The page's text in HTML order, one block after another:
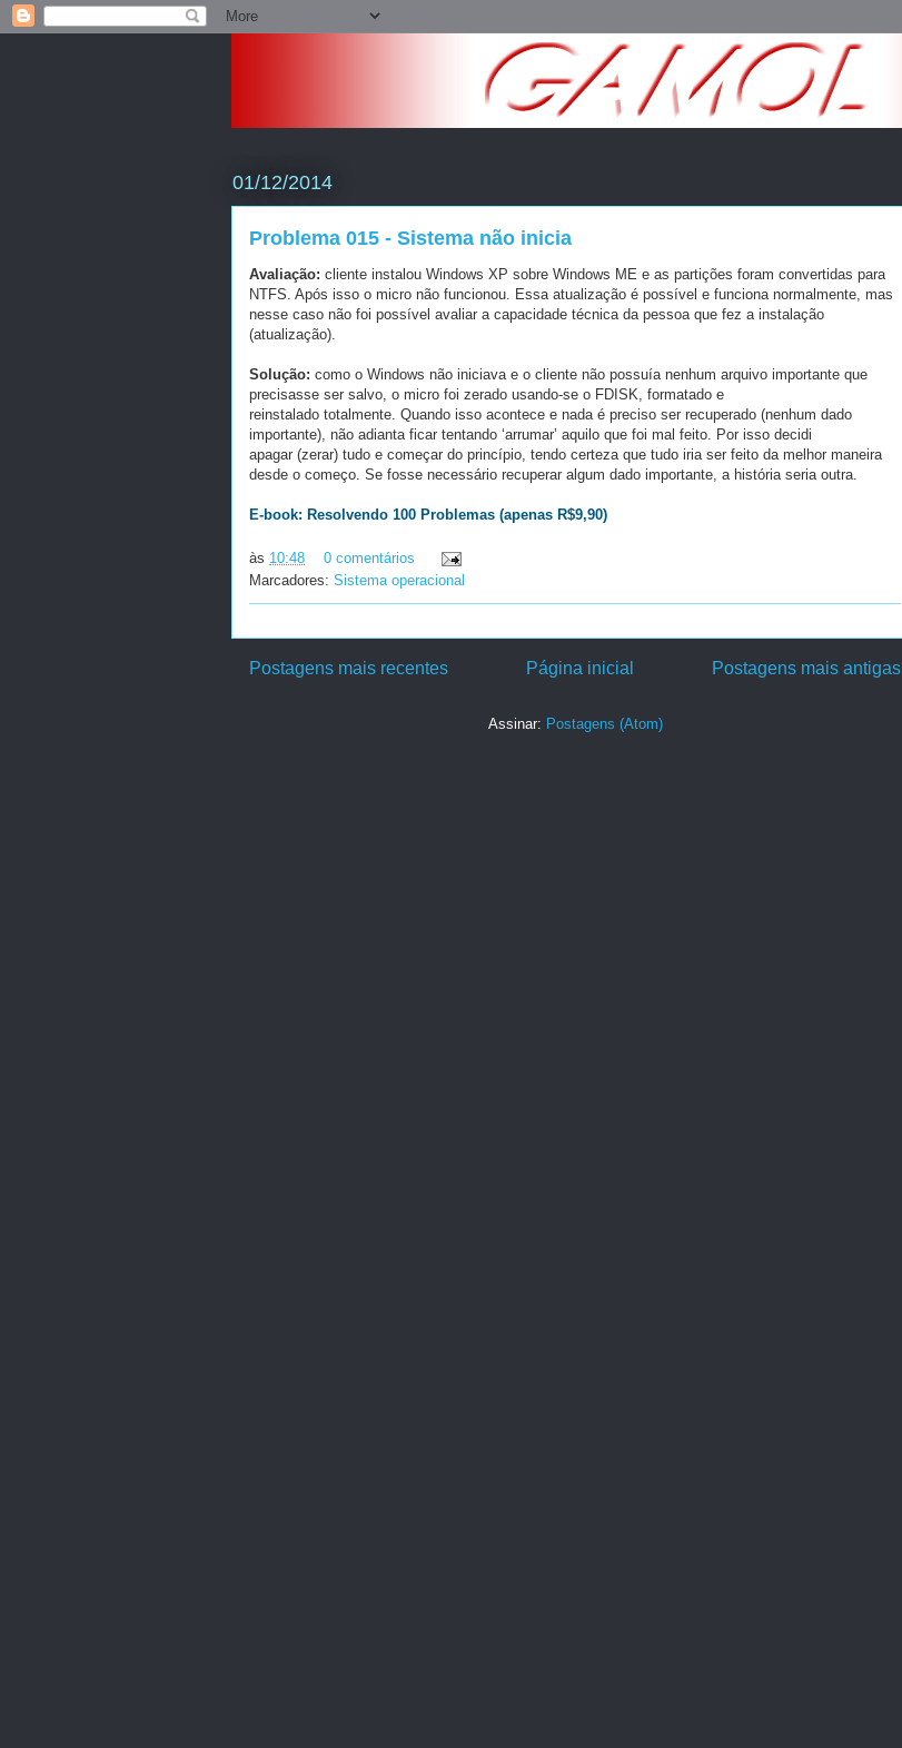
01/12/2014
Problema 015 - Sistema não inicia
Avaliação: cliente instalou Windows XP sobre Windows ME e as partições foram convertidas para
NTFS. Após isso o micro não funcionou. Essa atualização é possível e funciona normalmente, mas
nesse caso não foi possível avaliar a capacidade técnica da pessoa que fez a instalação
(atualização).
Solução: como o Windows não iniciava e o cliente não possuía nenhum arquivo importante que
precisasse ser salvo, o micro foi zerado usando-se o FDISK, formatado e
reinstalado totalmente. Quando isso acontece e nada é preciso ser recuperado (nenhum dado
importante), não adianta ficar tentando ‘arrumar’ aquilo que foi mal feito. Por isso decidi
apagar (zerar) tudo e começar do princípio, tendo certeza que tudo iria ser feito da melhor maneira
desde o começo. Se fosse necessário recuperar algum dado importante, a história seria outra.
E-book: Resolvendo 100 Problemas (apenas R$9,90)
às 10:48
0 comentários
Marcadores: Sistema operacional
Postagens mais recentes Postagens mais antigas
Página inicial
Assinar: Postagens (Atom)